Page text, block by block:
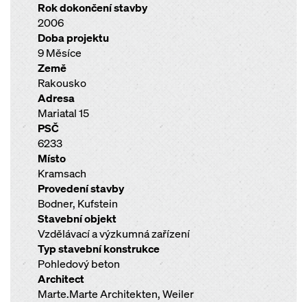
Rok dokončení stavby
2006
Doba projektu
9 Měsíce
Země
Rakousko
Adresa
Mariatal 15
PSČ
6233
Místo
Kramsach
Provedení stavby
Bodner, Kufstein
Stavební objekt
Vzdělávací a výzkumná zařízení
Typ stavební konstrukce
Pohledový beton
Architect
Marte.Marte Architekten, Weiler